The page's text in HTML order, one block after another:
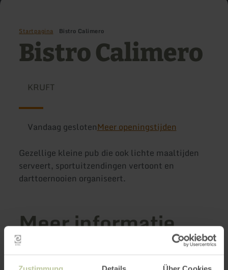
Startpagina Bistro Calimero
Bistro Calimero
KRUFT
Vandaag geslotenMeer openingstijden
Gezellige kleine pub die ook lichte maaltijden
serveert, sportuitzendingen vertoont en
darttoernooien organiseert.
Meer informatie